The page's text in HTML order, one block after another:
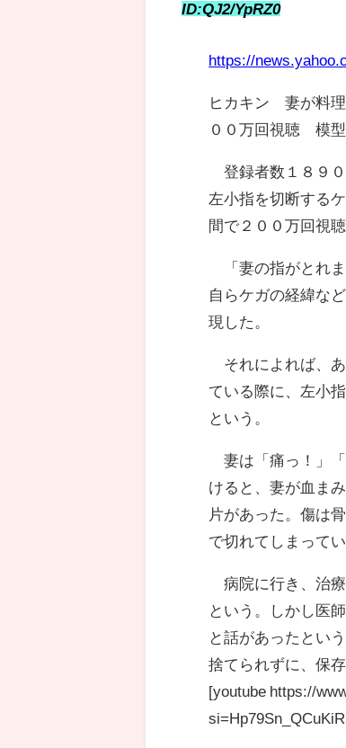
ID:QJ2/YpRZ0
https://
ヒカキン 妻が料理
００万回視聴 模
登録者数１８９０
左小指を切断する
間で２００万回視
「妻の指がとれま
自らケガの経緯な
現した。
それによれば、あ
ている際に、左小
という。
妻は「痛っ！」「
けると、妻が血ま
片があった。傷は
で切れてしまって
病院に行き、治療
という。しかし医
と話があったとい
捨てられずに、保
[youtube https://